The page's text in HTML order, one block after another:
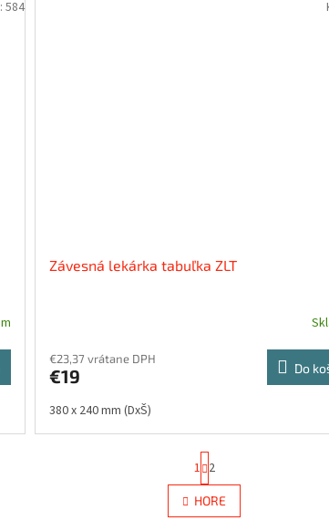
584
Závesná lekárka tabuľka ZLT
€23,37 vrátane DPH
€19 Do
380 x 240 mm (DxŠ)
O
v
t
r
á
n
1 2
HORE